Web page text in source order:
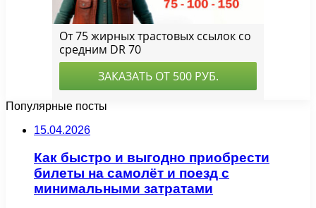
Популярные посты
15.04.2026
Как быстро и выгодно приобрести
билеты на самолёт и поезд с
минимальными затратами